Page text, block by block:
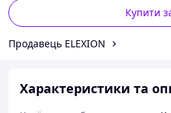
Купити
Продавець ELEXION
Характеристики та